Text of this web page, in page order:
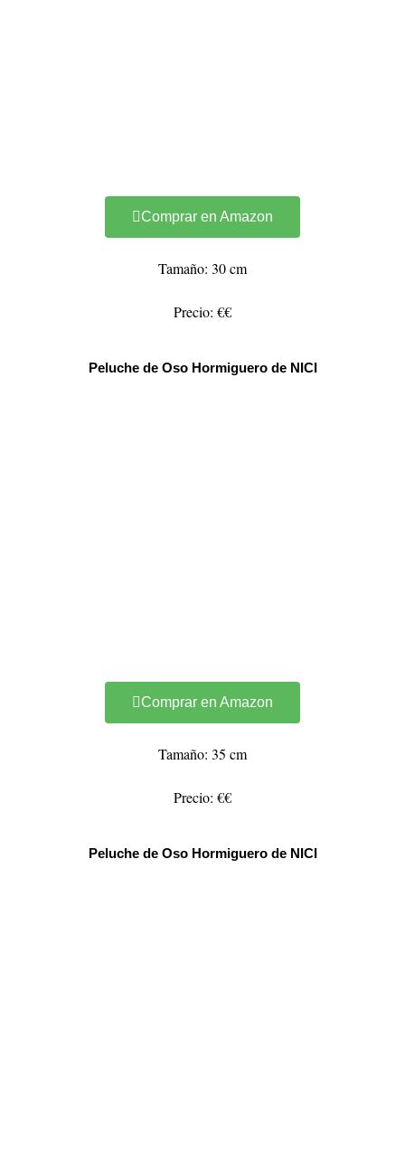
Comprar en Amazon
Tamaño: 30 cm
Precio: €€
Peluche de Oso Hormiguero de NICI
Comprar en Amazon
Tamaño: 35 cm
Precio: €€
Peluche de Oso Hormiguero de NICI